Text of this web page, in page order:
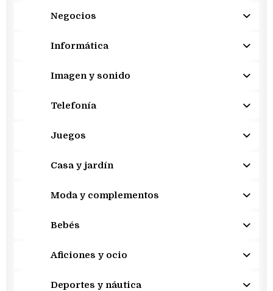
Negocios
Informática
Imagen y sonido
Telefonía
Juegos
Casa y jardín
Moda y complementos
Bebés
Aficiones y ocio
Deportes y náutica